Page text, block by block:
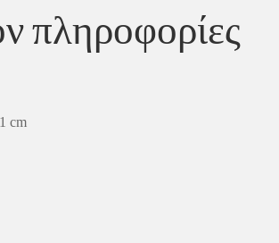
πληροφορίες
cm